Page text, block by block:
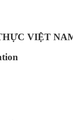
VIỆT